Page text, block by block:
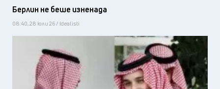
Берлин не беше изненада
08:40, 28 юли 26 / Idealisti